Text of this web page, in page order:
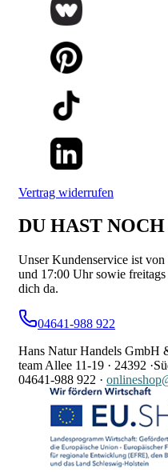
Vertrag widerrufen
DU HAST
Unser Kundenservice ist
und 17:00 Uhr sowie
dich da.
04641-988 922
Hans Natur Handels GmbH
team Allee 11-19 · 24392 ·
04641-988 922 ·